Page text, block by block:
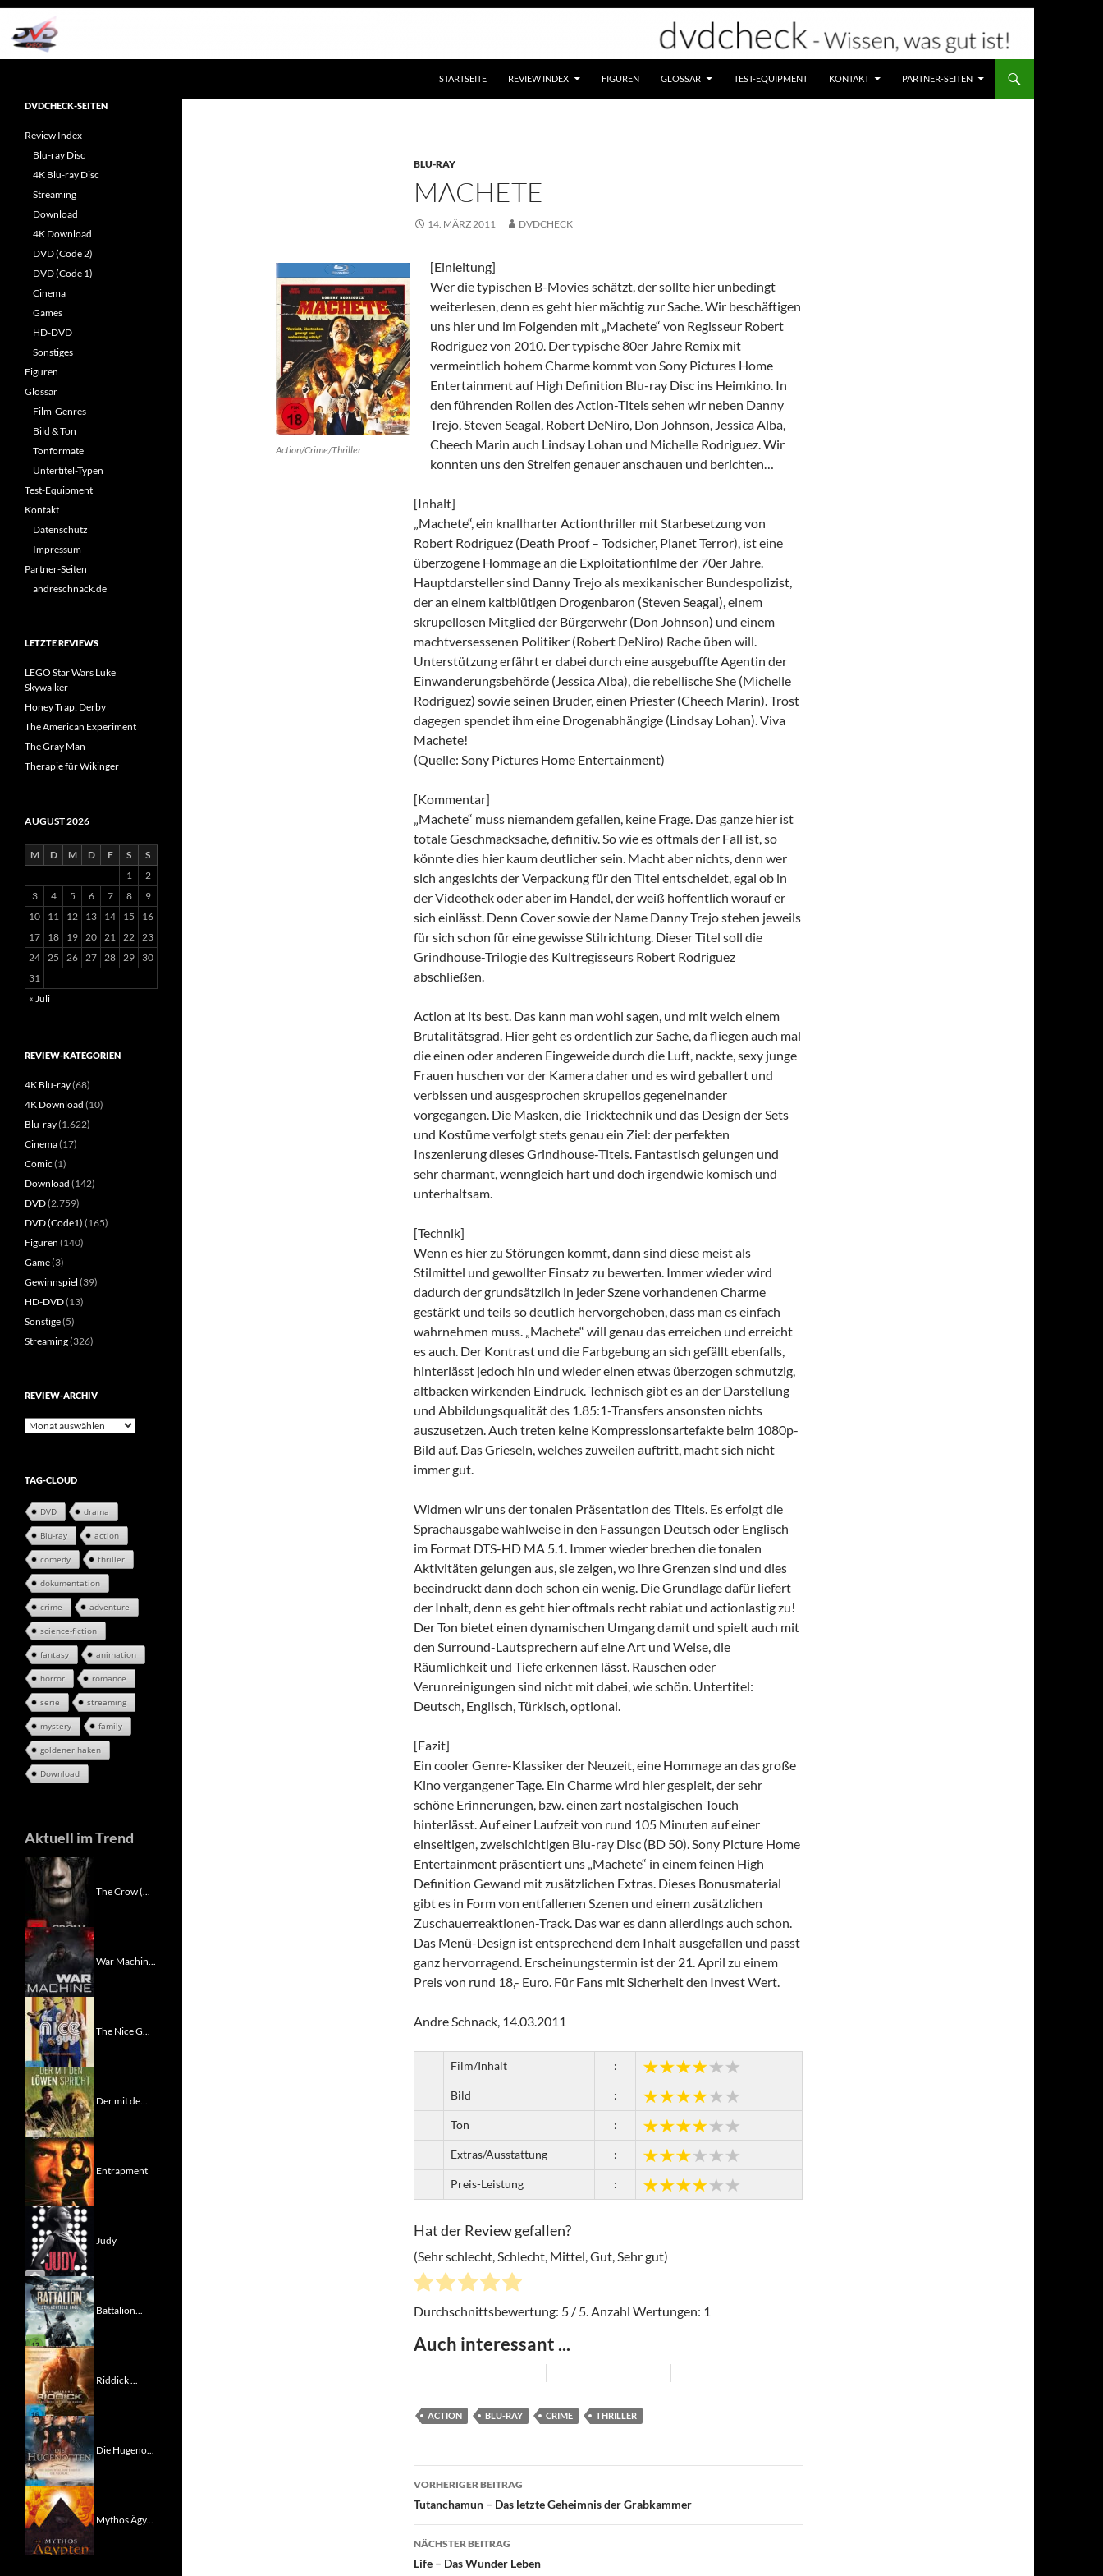
Zum
Inhalt
springen
STARTSEITE REVIEW INDEX FIGUREN GLOSSAR TEST-EQUIPMENT KONTAKT PARTNER-SEITEN
BLU-RAY
MACHETE
14. MÄRZ 2011 DVDCHECK
Action/Crime/Thriller
[Einleitung]
Wer die typischen B-Movies schätzt, der sollte hier unbedingt
weiterlesen, denn es geht hier mächtig zur Sache. Wir beschäftigen
uns hier und im Folgenden mit „Machete“ von Regisseur Robert
Rodriguez von 2010. Der typische 80er Jahre Remix mit
vermeintlich hohem Charme kommt von Sony Pictures Home
Entertainment auf High Definition Blu-ray Disc ins Heimkino. In
den führenden Rollen des Action-Titels sehen wir neben Danny
Trejo, Steven Seagal, Robert DeNiro, Don Johnson, Jessica Alba,
Cheech Marin auch Lindsay Lohan und Michelle Rodriguez. Wir
konnten uns den Streifen genauer anschauen und berichten…
[Inhalt]
„Machete“, ein knallharter Actionthriller mit Starbesetzung von
Robert Rodriguez (Death Proof – Todsicher, Planet Terror), ist eine
überzogene Hommage an die Exploitationfilme der 70er Jahre.
Hauptdarsteller sind Danny Trejo als mexikanischer Bundespolizist,
der an einem kaltblütigen Drogenbaron (Steven Seagal), einem
skrupellosen Mitglied der Bürgerwehr (Don Johnson) und einem
machtversessenen Politiker (Robert DeNiro) Rache üben will.
Unterstützung erfährt er dabei durch eine ausgebuffte Agentin der
Einwanderungsbehörde (Jessica Alba), die rebellische She (Michelle
Rodriguez) sowie seinen Bruder, einen Priester (Cheech Marin). Trost
dagegen spendet ihm eine Drogenabhängige (Lindsay Lohan). Viva
Machete!
(Quelle: Sony Pictures Home Entertainment)
[Kommentar]
„Machete“ muss niemandem gefallen, keine Frage. Das ganze hier ist
totale Geschmacksache, definitiv. So wie es oftmals der Fall ist, so
könnte dies hier kaum deutlicher sein. Macht aber nichts, denn wer
sich angesichts der Verpackung für den Titel entscheidet, egal ob in
der Videothek oder aber im Handel, der weiß hoffentlich worauf er
sich einlässt. Denn Cover sowie der Name Danny Trejo stehen jeweils
für sich schon für eine gewisse Stilrichtung. Dieser Titel soll die
Grindhouse-Trilogie des Kultregisseurs Robert Rodriguez
abschließen.
Action at its best. Das kann man wohl sagen, und mit welch einem
Brutalitätsgrad. Hier geht es ordentlich zur Sache, da fliegen auch mal
die einen oder anderen Eingeweide durch die Luft, nackte, sexy junge
Frauen huschen vor der Kamera daher und es wird geballert und
verbissen und ausgesprochen skrupellos gegeneinander
vorgegangen. Die Masken, die Tricktechnik und das Design der Sets
und Kostüme verfolgt stets genau ein Ziel: der perfekten
Inszenierung dieses Grindhouse-Titels. Fantastisch gelungen und
sehr charmant, wenngleich hart und doch irgendwie komisch und
unterhaltsam.
[Technik]
Wenn es hier zu Störungen kommt, dann sind diese meist als
Stilmittel und gewollter Einsatz zu bewerten. Immer wieder wird
dadurch der grundsätzlich in jeder Szene vorhandenen Charme
gestärkt und teils so deutlich hervorgehoben, dass man es einfach
wahrnehmen muss. „Machete“ will genau das erreichen und erreicht
es auch. Der Kontrast und die Farbgebung an sich gefällt ebenfalls,
hinterlässt jedoch hin und wieder einen etwas überzogen schmutzig,
altbacken wirkenden Eindruck. Technisch gibt es an der Darstellung
und Abbildungsqualität des 1.85:1-Transfers ansonsten nichts
auszusetzen. Auch treten keine Kompressionsartefakte beim 1080p-
Bild auf. Das Grieseln, welches zuweilen auftritt, macht sich nicht
immer gut.
Widmen wir uns der tonalen Präsentation des Titels. Es erfolgt die
Sprachausgabe wahlweise in den Fassungen Deutsch oder Englisch
im Format DTS-HD MA 5.1. Immer wieder brechen die tonalen
Aktivitäten gelungen aus, sie zeigen, wo ihre Grenzen sind und dies
beeindruckt dann doch schon ein wenig. Die Grundlage dafür liefert
der Inhalt, denn es geht hier oftmals recht rabiat und actionlastig zu!
Der Ton bietet einen dynamischen Umgang damit und spielt auch mit
den Surround-Lautsprechern auf eine Art und Weise, die
Räumlichkeit und Tiefe erkennen lässt. Rauschen oder
Verunreinigungen sind nicht mit dabei, wie schön. Untertitel:
Deutsch, Englisch, Türkisch, optional.
[Fazit]
Ein cooler Genre-Klassiker der Neuzeit, eine Hommage an das große
Kino vergangener Tage. Ein Charme wird hier gespielt, der sehr
schöne Erinnerungen, bzw. einen zart nostalgischen Touch
hinterlässt. Auf einer Laufzeit von rund 105 Minuten auf einer
einseitigen, zweischichtigen Blu-ray Disc (BD 50). Sony Picture Home
Entertainment präsentiert uns „Machete“ in einem feinen High
Definition Gewand mit zusätzlichen Extras. Dieses Bonusmaterial
gibt es in Form von entfallenen Szenen und einem zusätzlichen
Zuschauerreaktionen-Track. Das war es dann allerdings auch schon.
Das Menü-Design ist entsprechend dem Inhalt ausgefallen und passt
ganz hervorragend. Erscheinungstermin ist der 21. April zu einem
Preis von rund 18,- Euro. Für Fans mit Sicherheit den Invest Wert.
Andre Schnack, 14.03.2011
Film/Inhalt :
Bild :
Ton :
Extras/Ausstattung :
Preis-Leistung :
Hat der Review gefallen?
(Sehr schlecht, Schlecht, Mittel, Gut, Sehr gut)
Durchschnittsbewertung: 5 / 5. Anzahl Wertungen: 1
Auch interessant ...
ACTION BLU-RAY CRIME THRILLER
Beitragsnavigation
VORHERIGER BEITRAG
Tutanchamun – Das letzte Geheimnis der Grabkammer
NÄCHSTER BEITRAG
Life – Das Wunder Leben
Reviews rund ums Heimkino &
DVDCHECK-SEITEN
Review Index
Blu-ray Disc
4K Blu-ray Disc
Streaming
Download
4K Download
DVD (Code 2)
DVD (Code 1)
Cinema
Games
HD-DVD
Sonstiges
Figuren
Glossar
Film-Genres
Bild & Ton
Tonformate
Untertitel-Typen
Test-Equipment
Kontakt
Datenschutz
Impressum
Partner-Seiten
andreschnack.de
LETZTE REVIEWS
LEGO Star Wars Luke
Skywalker
Honey Trap: Derby
The American Experiment
The Gray Man
Therapie für Wikinger
AUGUST 2026
M D M D F S
S
1
2
3
4 5 6 7 8
9
10
11 12 13 14 15
16
17
18 19 20 21 22 23
24 25 26 27 28 29
30
31
« Juli
REVIEW-KATEGORIEN
4K Blu-ray(68)
4K Download (10)
Blu-ray(1.622)
Cinema(17)
Comic (1)
Download (142)
DVD(2.759)
DVD (Code1) (165)
Figuren (140)
Game(3)
Gewinnspiel (39)
HD-DVD(13)
Sonstige(5)
Streaming(326)
REVIEW-ARCHIV
Review-
TAG-CLOUD
DVD drama
Blu-ray action
comedy thriller
dokumentation
crime adventure
science-fiction
fantasy animation
horror romance
serie streaming
mystery family
goldener haken
Download
Aktuell im Trend
The Crow (...
War Machin...
The Nice G...
Der mit de...
Entrapment
Judy
Battalion...
Riddick ...
Die Hugeno...
Mythos Ägy...